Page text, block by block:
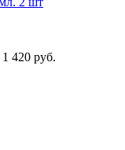
1 420 руб.